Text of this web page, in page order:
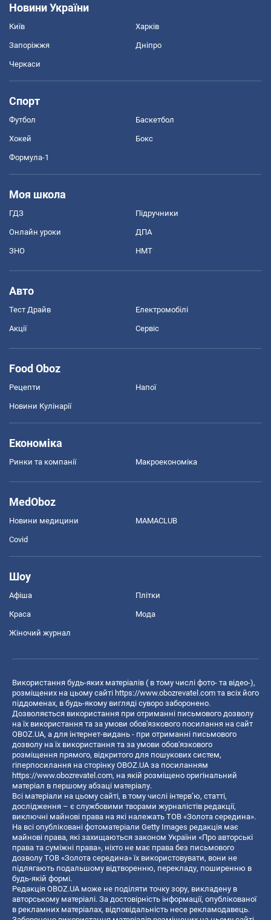
Новини України
Київ Харків
Запоріжжя Дніпро
Черкаси
Спорт
Футбол Баскетбол
Хокей Бокс
Формула-1
Моя школа
ГДЗ Підручники
Онлайн уроки ДПА
ЗНО НМТ
Авто
Тест Драйв Електромобілі
Акції Сервіс
Food Oboz
Рецепти Напої
Новини Кулінарії
Економіка
Ринки та компанії Макроекономіка
MedOboz
Новини медицини MAMACLUB
Covid
Шоу
Афіша Плітки
Краса Мода
Жіночий журнал
Використання будь-яких матеріалів ( в тому числі фото- та відео-),
розміщених на цьому сайті https://www.obozrevatel.com та всіх його
піддоменах, в будь-якому вигляді суворо заборонено.
Дозволяється використання при отриманні письмового дозволу
на їх використання та за умови обов'язкового посилання на сайт
OBOZ.UA, а для інтернет-видань - при отриманні письмового
дозволу на їх використання та за умови обов'язкового
розміщення прямого, відкритого для пошукових систем,
гіперпосилання на сторінку OBOZ.UA за посиланням
https://www.obozrevatel.com, на якій розміщено оригінальний
матеріал в першому абзаці матеріалу.
Всі матеріали на цьому сайті, в тому числі інтерв’ю, статті,
дослідження – є службовими творами журналістів редакції,
виключні майнові права на які належать ТОВ «Золота середина».
На всі опубліковані фотоматеріали Getty Images редакція має
майнові права, які захищаються законом України «Про авторські
права та суміжні права», ніхто не має права без письмового
дозволу ТОВ «Золота середина» їх використовувати, вони не
підлягають подальшому відтворенню, перекладу, поширенню в
будь-якій формі.
Редакція OBOZ.UA може не поділяти точку зору, викладену в
авторському матеріалі. За достовірність інформації, опублікованої
в рекламних матеріалах, відповідальність несе рекламодавець.